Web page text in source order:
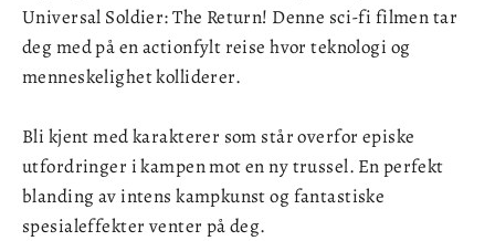
Universal Soldier: The Return! Denne sci-fi filmen tar
deg med på en actionfylt reise hvor teknologi og
menneskelighet kolliderer.
Bli kjent med karakterer som står overfor episke
utfordringer i kampen mot en ny trussel. En perfekt
blanding av intens kampkunst og fantastiske
spesialeffekter venter på deg.